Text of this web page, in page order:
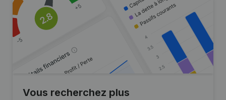
Vous recherchez plus